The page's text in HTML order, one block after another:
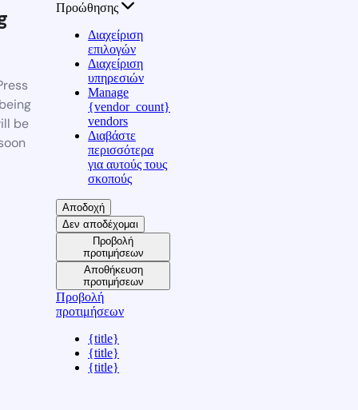
be
Προώθησης
Διαχείριση
επιλογών
Διαχείριση
υπηρεσιών
Manage
{vendor_count}
vendors
Διαβάστε
περισσότερα
για αυτούς τους
σκοπούς
Αποδοχή
Δεν αποδέχομαι
Προβολή
προτιμήσεων
Αποθήκευση
προτιμήσεων
Προβολή
προτιμήσεων
{title}
{title}
{title}